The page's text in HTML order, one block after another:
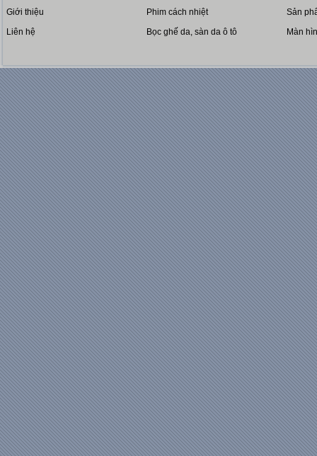
Giới thiệu
Liên hệ
Phim cách nhiệt
Bọc ghế da, sàn da ô tô
Sản
Màn